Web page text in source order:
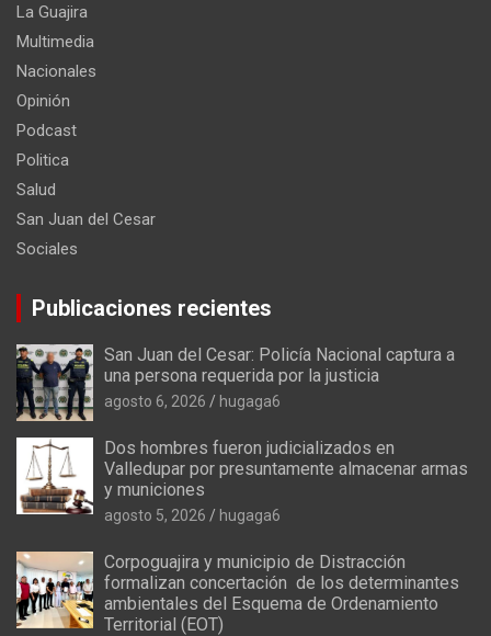
La Guajira
Multimedia
Nacionales
Opinión
Podcast
Politica
Salud
San Juan del Cesar
Sociales
Publicaciones recientes
San Juan del Cesar: Policía Nacional captura a
una persona requerida por la justicia
agosto 6, 2026 hugaga6
Dos hombres fueron judicializados en
Valledupar por presuntamente almacenar armas
y municiones
agosto 5, 2026 hugaga6
Corpoguajira y municipio de Distracción
formalizan concertación de los determinantes
ambientales del Esquema de Ordenamiento
Territorial (EOT)